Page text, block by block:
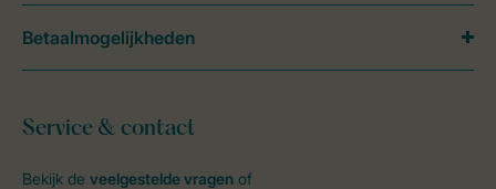
Service & contact
Bekijk de veelgestelde vragen of
Betaalmogelijkheden